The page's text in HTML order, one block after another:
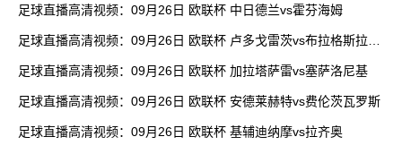
足球直播高清视频：09月26日 欧联杯 中日德兰vs霍芬海姆
足球直播高清视频：09月26日 欧联杯 卢多戈雷茨vs布拉格斯拉维
足球直播高清视频：09月26日 欧联杯 加拉塔萨雷vs塞萨洛尼基
足球直播高清视频：09月26日 欧联杯 安德莱赫特vs费伦茨瓦罗斯
足球直播高清视频：09月26日 欧联杯 基辅迪纳摩vs拉齐奥